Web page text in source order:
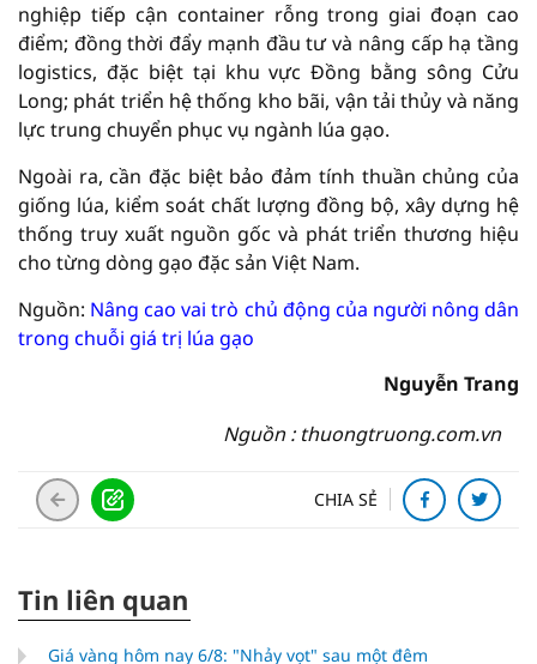
nghiệp tiếp cận container rỗng trong giai đoạn cao
điểm; đồng thời đẩy mạnh đầu tư và nâng cấp hạ tầng
logistics, đặc biệt tại khu vực Đồng bằng sông Cửu
Long; phát triển hệ thống kho bãi, vận tải thủy và năng
lực trung chuyển phục vụ ngành lúa gạo.
Ngoài ra, cần đặc biệt bảo đảm tính thuần chủng của
giống lúa, kiểm soát chất lượng đồng bộ, xây dựng hệ
thống truy xuất nguồn gốc và phát triển thương hiệu
cho từng dòng gạo đặc sản Việt Nam.
Nguồn: Nâng cao vai trò chủ động của người nông dân
trong chuỗi giá trị lúa gạo
Nguyễn Trang
Nguồn : thuongtruong.com.vn
CHIA SẺ
Tin liên quan
Giá vàng hôm nay 6/8: "Nhảy vọt" sau một đêm